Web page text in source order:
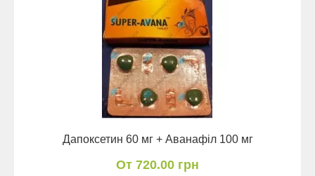
Дапоксетин 60 мг + Аванафіл 100 мг
От 720.00 грн